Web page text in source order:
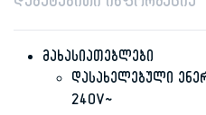
მახასიათებლები
დასახელებული
240V~